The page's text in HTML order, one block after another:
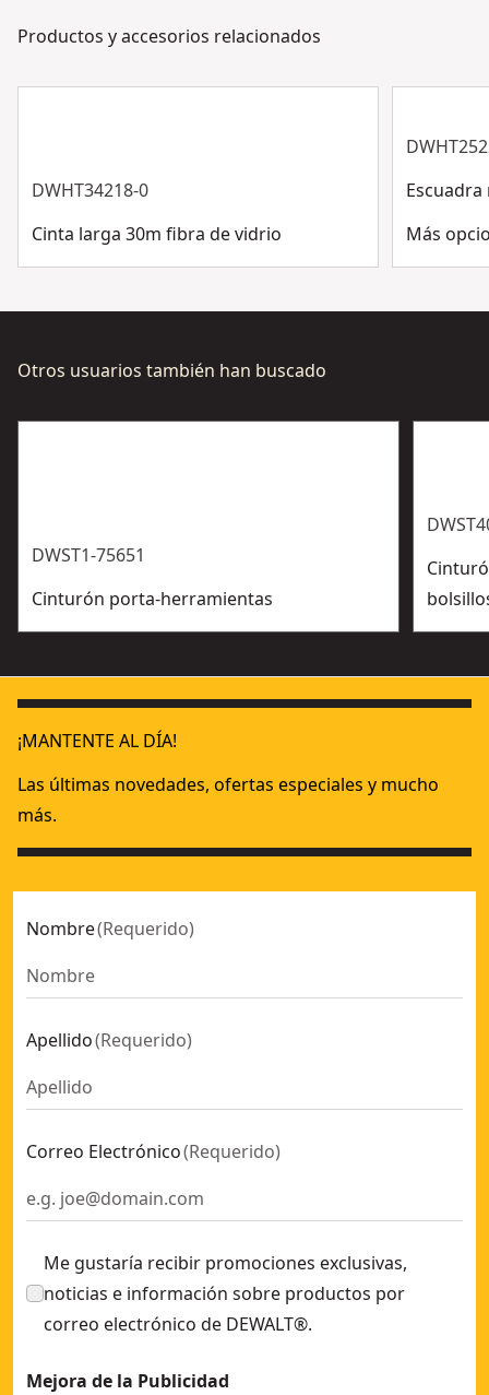
Color
formulario o teléfono.
Productos y accesorios relacionados
DWHT34218-0
Cinta larga 30m fibra de vidrio
Más
Otros usuarios también han buscado
DWST1-75651
Cinturón porta-herramientas
¡MANTENTE AL DÍA!
Las últimas novedades, ofertas especiales y mucho
más.
Nombre(Requerido)
Apellido(Requerido)
Correo Electrónico(Requerido)
Me gustaría recibir promociones exclusivas,
noticias e información sobre productos por
correo electrónico de DEWALT®.
Mejora de la Publicidad